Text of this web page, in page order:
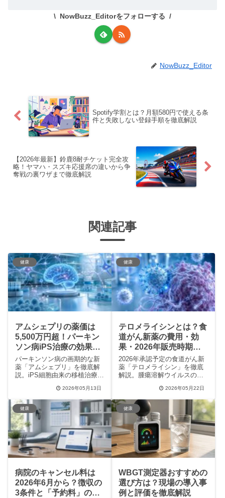
NowBuzz_Editorをフォローする
NowBuzz_Editor
Spotify学割とは？月額580円で使える条
件と失敗しない登録手順を徹底解説
【2026年最新】鈴鹿8耐チケット完全攻
略！ヤマハ・スズキ応援席の違いから争
奪戦の裏ワザまで徹底解説
関連記事
健康
アムシェプリの薬価は
5,500万円超！パーキン
ソン病iPS治療の効果と
条件を徹底解説
パーキンソン病の画期的な新
薬「アムシェプリ」を徹底解
説。iPS細胞由来の移植治療と
薬価の内訳、副作用のリス
ク、適応条件まで、患者さん
やご家族が知りたい情報を網
羅。高額療養費制度の活用に
ついても触れ、再生医療の未
来と現実的な課題を専門的な
視点でお届けします。
2026年05月13日
健康
テロメライシンとは？食
道がん新薬の費用・効
果・2026年販売時期を
解説
2026年承認予定の食道がん新
薬「テロメライシン」を徹底
解説。腫瘍溶解ウイルスの劇
予想される費用、最新の治験
結果まで、患者さんやご家族
が知りたい情報を網羅。オン
コリスバイオファーマの開発
経緯と今後の販売スケジュー
ル、膵臓がんへの適応拡大の
可能性も詳しく紹介します。
2026年05月22日
健康
病院のキャンセル料は
2026年6月から？徴収の
3条件と「予約料」の誤
健康
WBGT測定器おすすめの
選び方は？現場の導入事
例と評価を徹底解説